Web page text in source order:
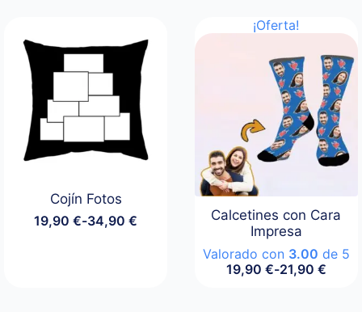
Cojín Fotos
19,90€-34,90€
Rango
¡Oferta!
Calcetines con Cara
Impresa
Valorado con 3.00 de 5
19,90 €-21,90 €
Rango